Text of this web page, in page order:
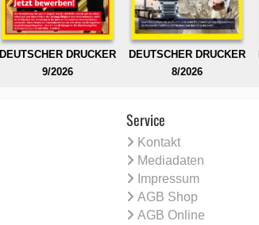
DEUTSCHER DRUCKER
9/2026
DEUTSCHER DRUCKER
8/2026
Service
Kontakt
Mediadaten
Impressum
AGB Shop
AGB Online